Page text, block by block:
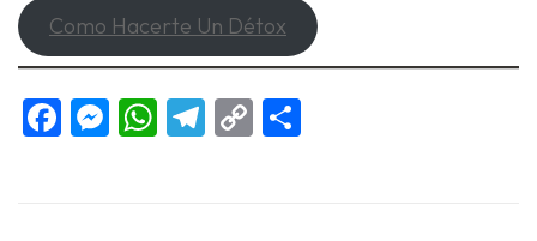
Como Hacerte Un Détox
Facebook
Messenger
WhatsApp
Telegram
Copy